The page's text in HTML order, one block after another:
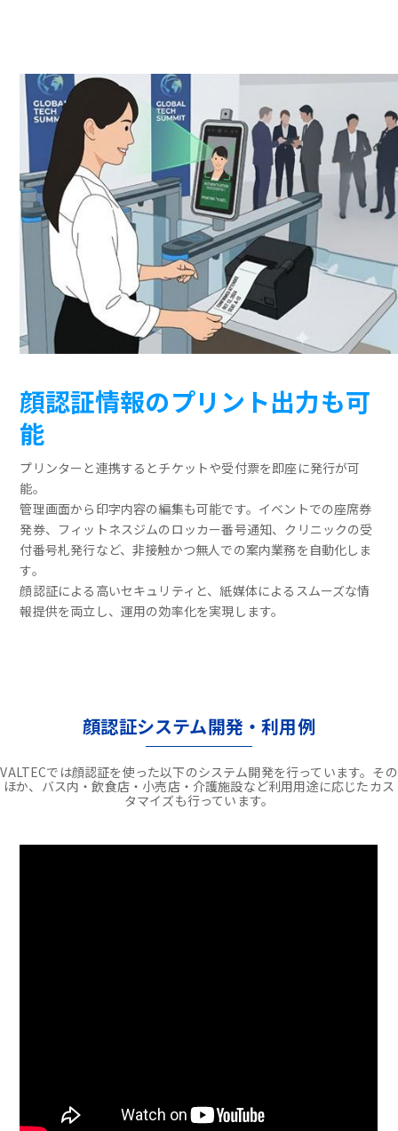
顔認証情報のプリント出力も可
能
プリンターと連携するとチケットや受付票を即座に発行が可
能。
管理画面から印字内容の編集も可能です。イベントでの座席券
発券、フィットネスジムのロッカー番号通知、クリニックの受
付番号札発行など、非接触かつ無人での案内業務を自動化しま
す。
顔認証による高いセキュリティと、紙媒体によるスムーズな情
報提供を両立し、運用の効率化を実現します。
顔認証システム開発・利用例
VALTECでは顔認証を使った以下のシステム開発を行っています。その
ほか、バス内・飲食店・小売店・介護施設など利用用途に応じたカス
タマイズも行っています。